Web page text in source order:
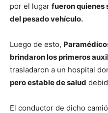
por el lugar fueron quienes
del pesado vehículo.
Luego de esto,
brindaron los primeros
trasladaron a un hospital
pero estable de salud
El conductor de dicho